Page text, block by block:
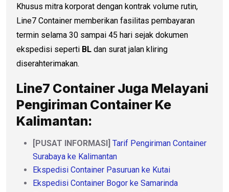
Khusus mitra korporat dengan kontrak volume rutin,
Line7 Container memberikan fasilitas pembayaran
termin selama 30 sampai 45 hari sejak dokumen
ekspedisi seperti BL dan surat jalan kliring
diserahterimakan.
Line7 Container Juga Melayani
Pengiriman Container Ke
Kalimantan:
[PUSAT INFORMASI]
Tarif Pengiriman Container
Surabaya ke Kalimantan
Ekspedisi Container Pasuruan ke Kutai
Ekspedisi Container Bogor ke Samarinda